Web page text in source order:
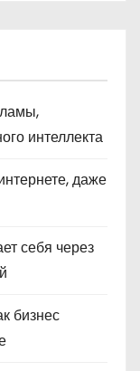
интеллекта
даже
себя через
бизнес